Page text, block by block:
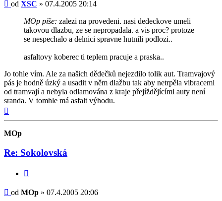
Příspěvek
od XSC » 07.4.2005 20:14
MOp píše: zalezi na provedeni. nasi dedeckove umeli
takovou dlazbu, ze se nepropadala. a vis proc? protoze
se nespechalo a delnici spravne hutnili podlozi..
asfaltovy koberec ti teplem pracuje a praska..
Jo tohle vím. Ale za našich dědečků nejezdilo tolik aut. Tramvajový
pás je hodně úzký a usadit v něm dlažbu tak aby netrpěla vibracemi
od tramvají a nebyla odlamována z kraje přejíždějícími auty není
sranda. V tomhle má asfalt výhodu.
MOp
Re: Sokolovská
Příspěvek
od MOp » 07.4.2005 20:06